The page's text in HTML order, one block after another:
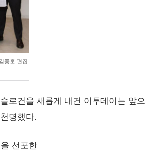
종훈 편집
로건을 새롭게 내건 이투데이는 앞
명했다.
선포한